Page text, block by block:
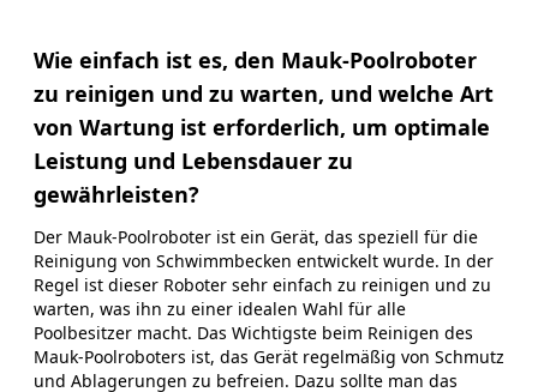
Wie einfach ist es, den Mauk-Poolroboter
zu reinigen und zu warten, und welche Art
von Wartung ist erforderlich, um optimale
Leistung und Lebensdauer zu
gewährleisten?
Der Mauk-Poolroboter ist ein Gerät, das speziell für die
Reinigung von Schwimmbecken entwickelt wurde. In der
Regel ist dieser Roboter sehr einfach zu reinigen und zu
warten, was ihn zu einer idealen Wahl für alle
Poolbesitzer macht. Das Wichtigste beim Reinigen des
Mauk-Poolroboters ist, das Gerät regelmäßig von Schmutz
und Ablagerungen zu befreien. Dazu sollte man das